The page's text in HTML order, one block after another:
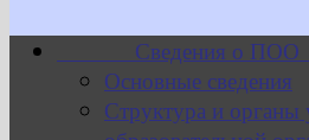
Сведения о
Основные сведения
Структура и органы